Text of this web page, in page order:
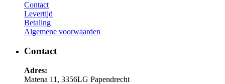
Contact
Levertijd
Betaling
Algemene voorwaarden
Contact
Adres:
Matena 11, 3356LG Papendrecht